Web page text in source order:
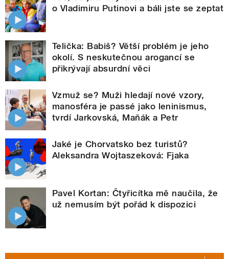
o Vladimiru Putinovi a báli jste se zeptat
Telička: Babiš? Větší problém je jeho
okolí. S neskutečnou arogancí se
přikrývají absurdní věci
Vzmuž se? Muži hledají nové vzory,
manosféra je passé jako leninismus,
tvrdí Jarkovská, Maňák a Petr
Jaké je Chorvatsko bez turistů?
Aleksandra Wojtaszeková: Fjaka
Pavel Kortan: Čtyřicítka mě naučila, že
už nemusím být pořád k dispozici